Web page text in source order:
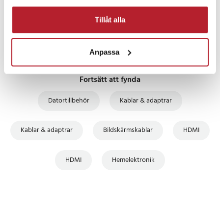
Tillåt alla
Anpassa
Fortsätt att fynda
Datortillbehör Kablar & adaptrar
Kablar & adaptrar Bildskärmskablar HDMI
HDMI Hemelektronik